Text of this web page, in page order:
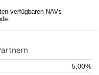
verfügbaren NAVs
5,00%